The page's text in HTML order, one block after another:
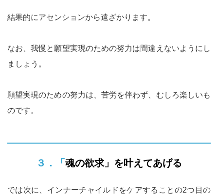
結果的にアセンションから遠ざかります。
なお、我慢と願望実現のための努力は間違えないようにし
ましょう。
願望実現のための努力は、苦労を伴わず、むしろ楽しいも
のです。
３．「魂の欲求」を叶えてあげる
では次に、インナーチャイルドをケアすることの2つ目の